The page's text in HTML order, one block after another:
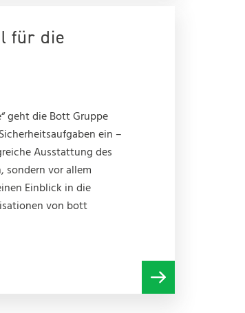
für die
geht die Bott Gruppe
ein –
Ausstattung des
sondern vor allem
Einblick in die
von bott